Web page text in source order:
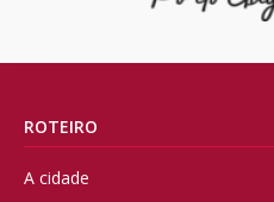
ROTEIRO
A cidade